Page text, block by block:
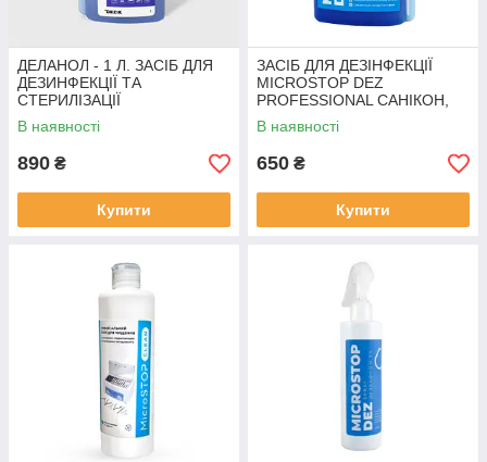
ДЕЛАНОЛ - 1 Л. ЗАСІБ ДЛЯ
ДЕЗИНФЕКЦІЇ ТА
СТЕРИЛІЗАЦІЇ
ІНСТРУМЕНТІВ
В наявності
890 ₴
Купити
ЗАСІБ ДЛЯ ДЕЗІНФЕКЦІЇ
MICROSTOP DEZ
PROFESSIONAL САНІКОН,
1000 МЛ
В наявності
650 ₴
Купити